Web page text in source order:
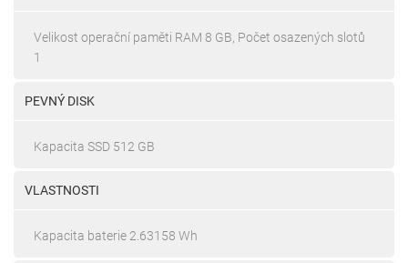
Velikost operační paměti RAM 8 GB, Počet osazených slotů
1
PEVNÝ DISK
Kapacita SSD 512 GB
VLASTNOSTI
Kapacita baterie 2.63158 Wh